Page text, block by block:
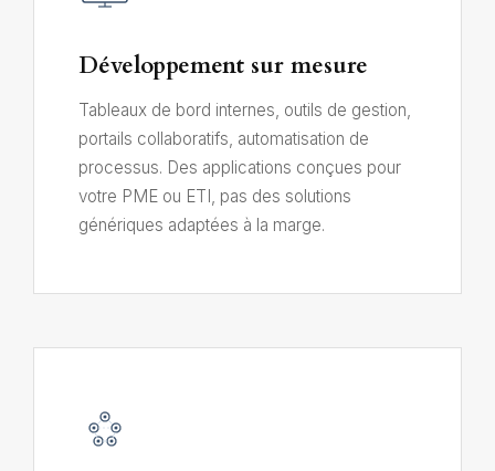
Développement sur mesure
Tableaux de bord internes, outils de gestion,
portails collaboratifs, automatisation de
processus. Des applications conçues pour
votre PME ou ETI, pas des solutions
génériques adaptées à la marge.